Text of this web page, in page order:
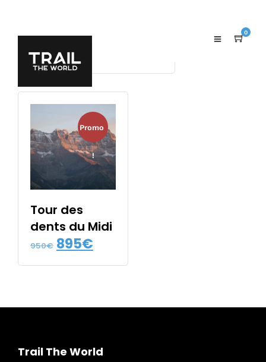
0
Promo
!
Tour des
dents du Midi
950€ Le
prix
895€
prix
Trail The World